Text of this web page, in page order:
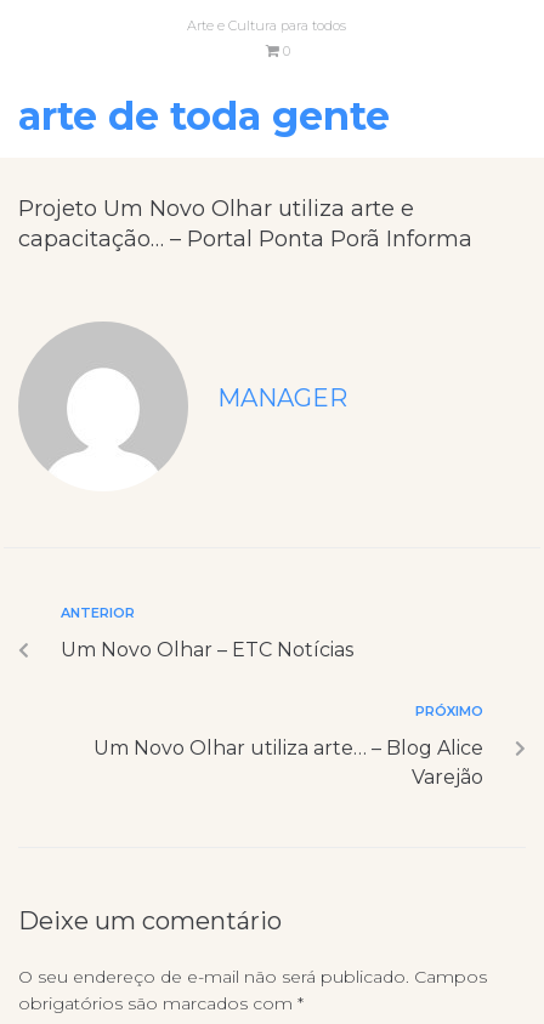
Arte e Cultura para todos
0
arte de toda gente
Projeto Um Novo Olhar utiliza arte e
capacitação… – Portal Ponta Porã Informa
MANAGER
ANTERIOR
Um Novo Olhar – ETC Notícias
PRÓXIMO
Um Novo Olhar utiliza arte… – Blog Alice
Varejão
Deixe um comentário
O seu endereço de e-mail não será publicado. Campos
obrigatórios são marcados com *